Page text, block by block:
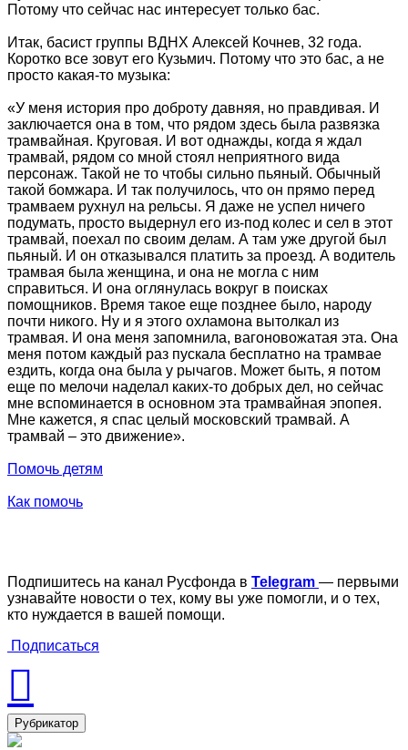
Потому что сейчас нас интересует только бас.
Итак, басист группы ВДНХ Алексей Кочнев, 32 года.
Коротко все зовут его Кузьмич. Потому что это бас, а не
просто какая-то музыка:
«У меня история про доброту давняя, но правдивая. И
заключается она в том, что рядом здесь была развязка
трамвайная. Круговая. И вот однажды, когда я ждал
трамвай, рядом со мной стоял неприятного вида
персонаж. Такой не то чтобы сильно пьяный. Обычный
такой бомжара. И так получилось, что он прямо перед
трамваем рухнул на рельсы. Я даже не успел ничего
подумать, просто выдернул его из-под колес и сел в этот
трамвай, поехал по своим делам. А там уже другой был
пьяный. И он отказывался платить за проезд. А водитель
трамвая была женщина, и она не могла с ним
справиться. И она оглянулась вокруг в поисках
помощников. Время такое еще позднее было, народу
почти никого. Ну и я этого охламона вытолкал из
трамвая. И она меня запомнила, вагоновожатая эта. Она
меня потом каждый раз пускала бесплатно на трамвае
ездить, когда она была у рычагов. Может быть, я потом
еще по мелочи наделал каких-то добрых дел, но сейчас
мне вспоминается в основном эта трамвайная эпопея.
Мне кажется, я спас целый московский трамвай. А
трамвай – это движение».
Помочь детям
Как помочь
Подпишитесь на канал Русфонда в Telegram — первыми
узнавайте новости о тех, кому вы уже помогли, и о тех,
кто нуждается в вашей помощи.
Подписаться
Рубрикатор